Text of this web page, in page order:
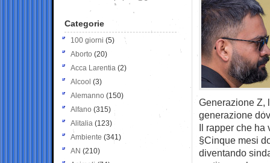
Generazione Z,
generazione
Il rapper che ha
§Cinque mesi
diventando
Categorie
100 giorni (5)
Aborto (20)
Acca Larentia (2)
Alcool (3)
Alemanno (150)
Alfano (315)
Alitalia (123)
Ambiente (341)
AN (210)